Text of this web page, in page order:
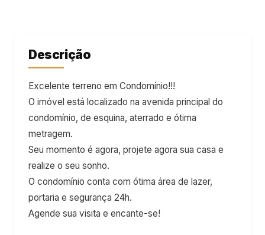
Descrição
Excelente terreno em Condomínio!!!
O imóvel está localizado na avenida principal do
condomínio, de esquina, aterrado e ótima
metragem.
Seu momento é agora, projete agora sua casa e
realize o seu sonho.
O condomínio conta com ótima área de lazer,
portaria e segurança 24h.
Agende sua visita e encante-se!